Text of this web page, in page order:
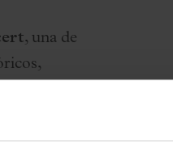
, una de
una de las